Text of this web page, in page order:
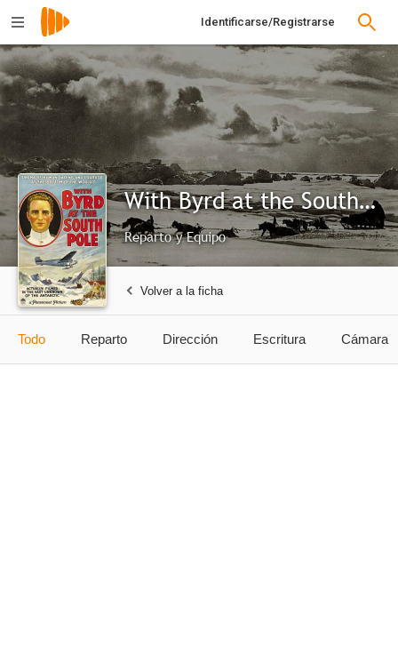
Identificarse/Registrarse
With Byrd at the South Pole
Reparto y Equipo
Volver a la ficha
Todo Reparto Dirección Escritura Cámara